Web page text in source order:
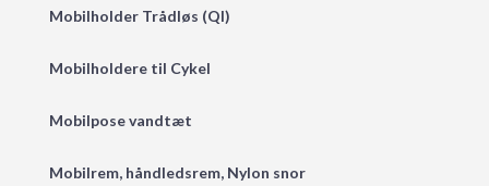
Mobilholder Trådløs (QI)
Mobilholdere til Cykel
Mobilpose vandtæt
Mobilrem, håndledsrem, Nylon snor